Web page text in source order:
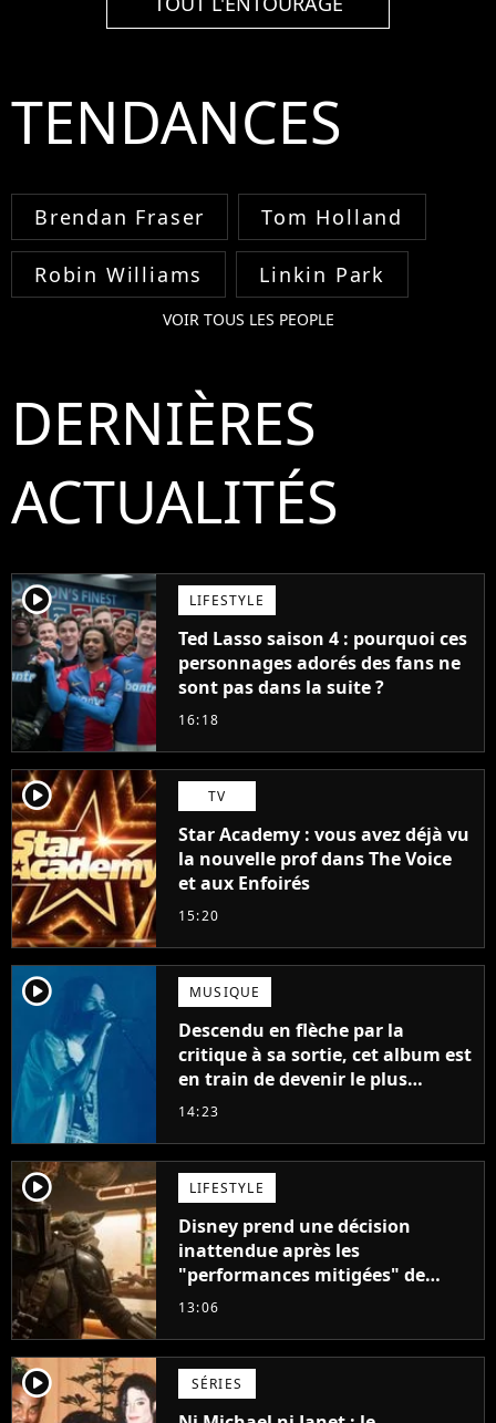
TENDANCES
Brendan Fraser Tom Holland
Robin Williams Linkin Park
VOIR TOUS LES PEOPLE
DERNIÈRES
ACTUALITÉS
player2 LIFESTYLE
Ted Lasso saison 4 : pourquoi ces
personnages adorés des fans ne
sont pas dans la suite ?
16:18
player2 TV
Star Academy : vous avez déjà vu
la nouvelle prof dans The Voice
et aux Enfoirés
15:20
player2 MUSIQUE
Descendu en flèche par la
critique à sa sortie, cet album est
en train de devenir le plus
populaire de son auteur
14:23
player2 LIFESTYLE
Disney prend une décision
inattendue après les
"performances mitigées" de
Vaiana et The Mandalorian &
13:06
player2 SÉRIES